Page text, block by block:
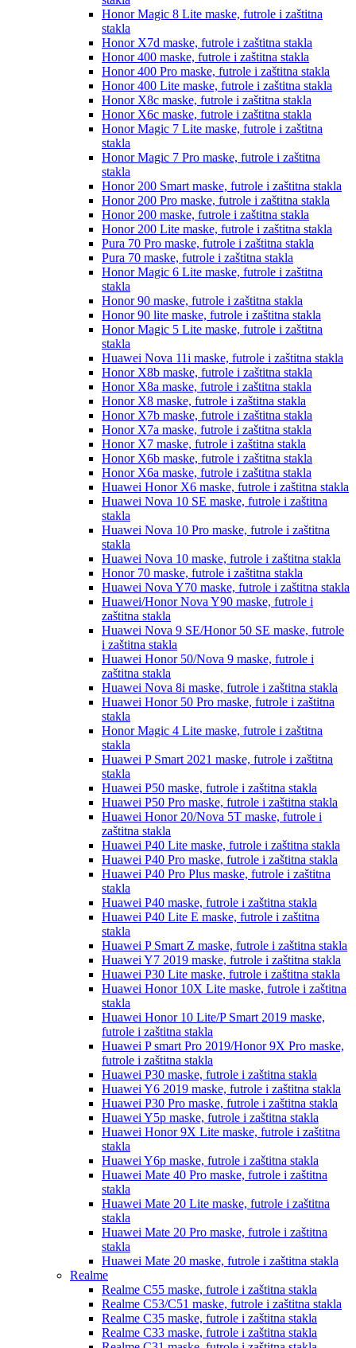
Honor Magic 8 Lite maske, futrole i zaštitna
stakla
Honor X7d maske, futrole i zaštitna stakla
Honor 400 maske, futrole i zaštitna stakla
Honor 400 Pro maske, futrole i zaštitna stakla
Honor 400 Lite maske, futrole i zaštitna stakla
Honor X8c maske, futrole i zaštitna stakla
Honor X6c maske, futrole i zaštitna stakla
Honor Magic 7 Lite maske, futrole i zaštitna
stakla
Honor Magic 7 Pro maske, futrole i zaštitna
stakla
Honor 200 Smart maske, futrole i zaštitna stakla
Honor 200 Pro maske, futrole i zaštitna stakla
Honor 200 maske, futrole i zaštitna stakla
Honor 200 Lite maske, futrole i zaštitna stakla
Pura 70 Pro maske, futrole i zaštitna stakla
Pura 70 maske, futrole i zaštitna stakla
Honor Magic 6 Lite maske, futrole i zaštitna
stakla
Honor 90 maske, futrole i zaštitna stakla
Honor 90 lite maske, futrole i zaštitna stakla
Honor Magic 5 Lite maske, futrole i zaštitna
stakla
Huawei Nova 11i maske, futrole i zaštitna stakla
Honor X8b maske, futrole i zaštitna stakla
Honor X8a maske, futrole i zaštitna stakla
Honor X8 maske, futrole i zaštitna stakla
Honor X7b maske, futrole i zaštitna stakla
Honor X7a maske, futrole i zaštitna stakla
Honor X7 maske, futrole i zaštitna stakla
Honor X6b maske, futrole i zaštitna stakla
Honor X6a maske, futrole i zaštitna stakla
Huawei Honor X6 maske, futrole i zaštitna stakla
Huawei Nova 10 SE maske, futrole i zaštitna
stakla
Huawei Nova 10 Pro maske, futrole i zaštitna
stakla
Huawei Nova 10 maske, futrole i zaštitna stakla
Honor 70 maske, futrole i zaštitna stakla
Huawei Nova Y70 maske, futrole i zaštitna stakla
Huawei/Honor Nova Y90 maske, futrole i
zaštitna stakla
Huawei Nova 9 SE/Honor 50 SE maske, futrole
i zaštitna stakla
Huawei Honor 50/Nova 9 maske, futrole i
zaštitna stakla
Huawei Nova 8i maske, futrole i zaštitna stakla
Huawei Honor 50 Pro maske, futrole i zaštitna
stakla
Honor Magic 4 Lite maske, futrole i zaštitna
stakla
Huawei P Smart 2021 maske, futrole i zaštitna
stakla
Huawei P50 maske, futrole i zaštitna stakla
Huawei P50 Pro maske, futrole i zaštitna stakla
Huawei Honor 20/Nova 5T maske, futrole i
zaštitna stakla
Huawei P40 Lite maske, futrole i zaštitna stakla
Huawei P40 Pro maske, futrole i zaštitna stakla
Huawei P40 Pro Plus maske, futrole i zaštitna
stakla
Huawei P40 maske, futrole i zaštitna stakla
Huawei P40 Lite E maske, futrole i zaštitna
stakla
Huawei P Smart Z maske, futrole i zaštitna stakla
Huawei Y7 2019 maske, futrole i zaštitna stakla
Huawei P30 Lite maske, futrole i zaštitna stakla
Huawei Honor 10X Lite maske, futrole i zaštitna
stakla
Huawei Honor 10 Lite/P Smart 2019 maske,
futrole i zaštitna stakla
Huawei P smart Pro 2019/Honor 9X Pro maske,
futrole i zaštitna stakla
Huawei P30 maske, futrole i zaštitna stakla
Huawei Y6 2019 maske, futrole i zaštitna stakla
Huawei P30 Pro maske, futrole i zaštitna stakla
Huawei Y5p maske, futrole i zaštitna stakla
Huawei Honor 9X Lite maske, futrole i zaštitna
stakla
Huawei Y6p maske, futrole i zaštitna stakla
Huawei Mate 40 Pro maske, futrole i zaštitna
stakla
Huawei Mate 20 Lite maske, futrole i zaštitna
stakla
Huawei Mate 20 Pro maske, futrole i zaštitna
stakla
Huawei Mate 20 maske, futrole i zaštitna stakla
Realme
Realme C55 maske, futrole i zaštitna stakla
Realme C53/C51 maske, futrole i zaštitna stakla
Realme C35 maske, futrole i zaštitna stakla
Realme C33 maske, futrole i zaštitna stakla